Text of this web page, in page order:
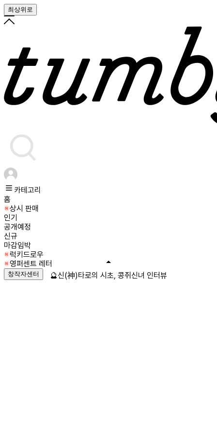
최상위로
카테고리
홈
상시 판매
인기
공개예정
신규
마감임박
럭키드로우
영퍼센트 레터
창작자센터 🔮신(神)타로의 시초, 콩쥐신녀 인터뷰